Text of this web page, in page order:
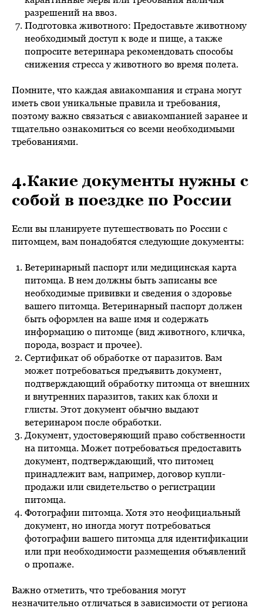
разрешений на ввоз.
Подготовка животного: Предоставьте животному
необходимый доступ к воде и пище, а также
попросите ветеринара рекомендовать способы
снижения стресса у животного во время полета.
Помните, что каждая авиакомпания и страна могут
иметь свои уникальные правила и требования,
поэтому важно связаться с авиакомпанией заранее и
тщательно ознакомиться со всеми необходимыми
требованиями.
4.Какие документы нужны с
собой в поездке по России
Если вы планируете путешествовать по России с
питомцем, вам понадобятся следующие документы:
Ветеринарный паспорт или медицинская карта
питомца. В нем должны быть записаны все
необходимые прививки и сведения о здоровье
вашего питомца. Ветеринарный паспорт должен
быть оформлен на ваше имя и содержать
информацию о питомце (вид животного, кличка,
порода, возраст и прочее).
Сертификат об обработке от паразитов. Вам
может потребоваться предъявить документ,
подтверждающий обработку питомца от внешних
и внутренних паразитов, таких как блохи и
глисты. Этот документ обычно выдают
ветеринаром после обработки.
Документ, удостоверяющий право собственности
на питомца. Может потребоваться предоставить
документ, подтверждающий, что питомец
принадлежит вам, например, договор купли-
продажи или свидетельство о регистрации
питомца.
Фотографии питомца. Хотя это неофициальный
документ, но иногда могут потребоваться
фотографии вашего питомца для идентификации
или при необходимости размещения объявлений
о пропаже.
Важно отметить, что требования могут
незначительно отличаться в зависимости от региона